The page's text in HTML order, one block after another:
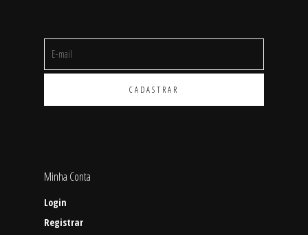
Minha Conta
Login
Registrar